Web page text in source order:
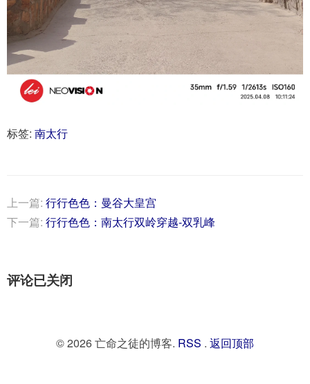
标签: 南太行
上一篇: 行行色色：曼谷大皇宫
下一篇: 行行色色：南太行双岭穿越-双乳峰
评论已关闭
© 2026 亡命之徒的博客. RSS . 返回顶部